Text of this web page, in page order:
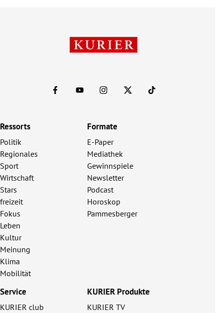
Ressorts
Politik
Regionales
Sport
Wirtschaft
Stars
freizeit
Fokus
Leben
Kultur
Meinung
Klima
Mobilität
Formate
E-Paper
Mediathek
Gewinnspiele
Newsletter
Podcast
Horoskop
Pammesberger
Service
KURIER club
KURIER Produkte
KURIER TV